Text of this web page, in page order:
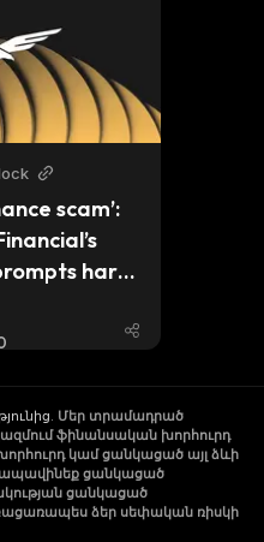
scam’:
harsh
. Մեր տրամադրած
ֆինանսական խորհուրդ
կամ ցանկացած այլ ձևի
ապավինեք ցանկացած
ցանկացած
ձեր սեփական ռիսկի